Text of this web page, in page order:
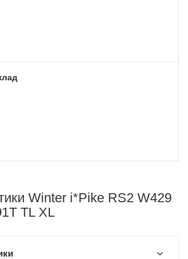
Winter i*Pike RS2 W429
TL XL